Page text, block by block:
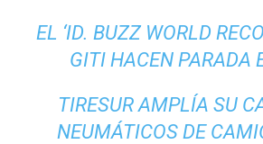
EL ‘ID. BUZZ WORLD
GITI HACEN PARADA
TIRESUR AMPLÍA SU
NEUMÁTICOS DE